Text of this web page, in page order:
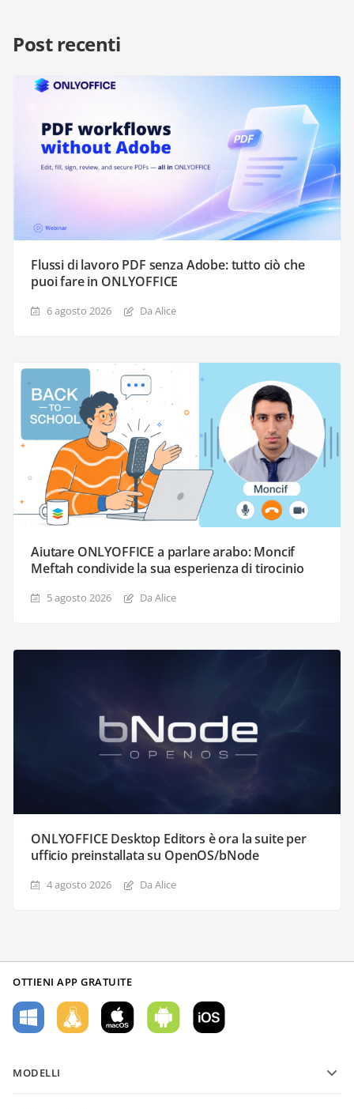
Post recenti
Flussi di lavoro PDF senza Adobe: tutto ciò che
puoi fare in ONLYOFFICE
6 agosto 2026 Da Alice
Aiutare ONLYOFFICE a parlare arabo: Moncif
Meftah condivide la sua esperienza di tirocinio
5 agosto 2026 Da Alice
ONLYOFFICE Desktop Editors è ora la suite per
ufficio preinstallata su OpenOS/bNode
4 agosto 2026 Da Alice
OTTIENI APP GRATUITE
MODELLI